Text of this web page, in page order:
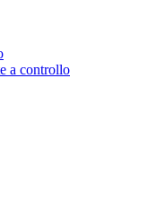
a controllo